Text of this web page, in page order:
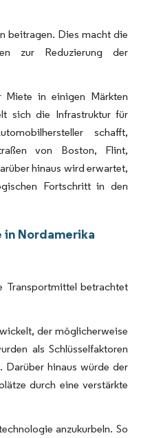
beitragen. Dies macht die
zur Reduzierung der
Miete in einigen Märkten
sich die Infrastruktur für
schafft,
von Boston, Flint,
hinaus wird erwartet,
Fortschritt in den
Nordamerika
Transportmittel betrachtet
der möglicherweise
als Schlüsselfaktoren
Darüber hinaus würde der
durch eine verstärkte
anzukurbeln. So